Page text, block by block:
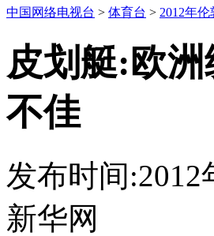
中国网络电视台 > 体育台 > 2012年
皮划艇:欧
不佳
发布时间:2012
新华网